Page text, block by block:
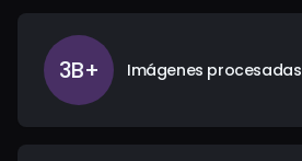
3B+ Imágenes procesadas